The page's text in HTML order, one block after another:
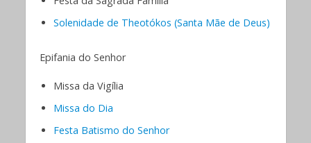
Solenidade de Theotókos (Santa Mãe de Deus)
Epifania do Senhor
Missa da Vigília
Missa do Dia
Festa Batismo do Senhor